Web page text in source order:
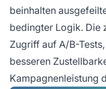
beinhalten
bedingter Logik. Die
Zugriff auf A/B-
besseren
Kampagnenleistung